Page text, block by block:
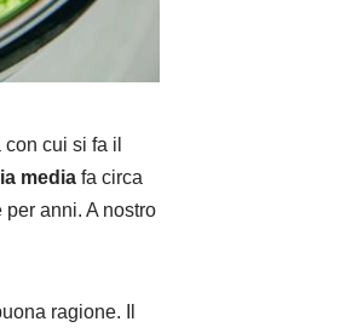
cui si fa il
media fa circa
anni. A nostro
ragione. Il